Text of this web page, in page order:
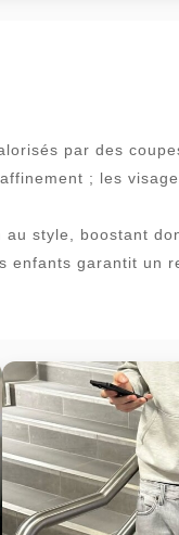
par des
; les
style, boostant
enfants garantit un